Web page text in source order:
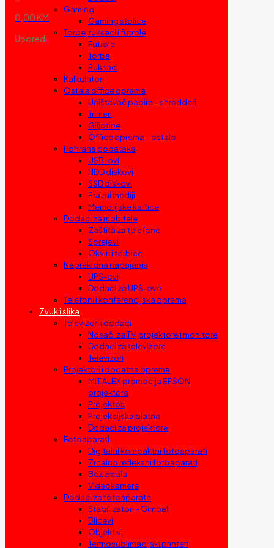
0,00 KM
Uporedi
Gaming
Gaming stolice
Torbe, ruksaci i futrole
Futrole
Torbe
Ruksaci
Kalkulatori
Ostala office oprema
Uništavač papira – shredderi
Trimeri
Giljotine
Office oprema – ostalo
Pohrana podataka
USB-ovi
HDD diskovi
SSD diskovi
Prazni mediji
Memorijske kartice
Dodaci za mobitele
Zaštita za telefone
Sprejevi
Okviri i torbice
Neprekidna napajanja
UPS-ovi
Dodaci za UPS-ove
Telefoni i konferencijska oprema
Zvuk i slika
Televizori i dodaci
Nosači za TV, projektore i monitore
Dodaci za televizore
Televizori
Projektori i dodatna oprema
MIT ALEX promocija EPSON
projektora
Projektori
Projekcijska platna
Dodaci za projektore
Fotoaparati
Digitalni kompaktni fotoaparati
Zrcalno refleksni fotoaparati
Bez zrcala
Videokamere
Dodaci za fotoaparate
Stabilizatori – Gimbali
Blicevi
Objektivi
Termosublimacijski printeri